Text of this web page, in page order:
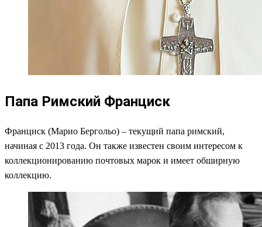
Папа Римский Франциск
Франциск (Марио Бергольо) – текущий папа римский,
начиная с 2013 года. Он также известен своим интересом к
коллекционированию почтовых марок и имеет обширную
коллекцию.